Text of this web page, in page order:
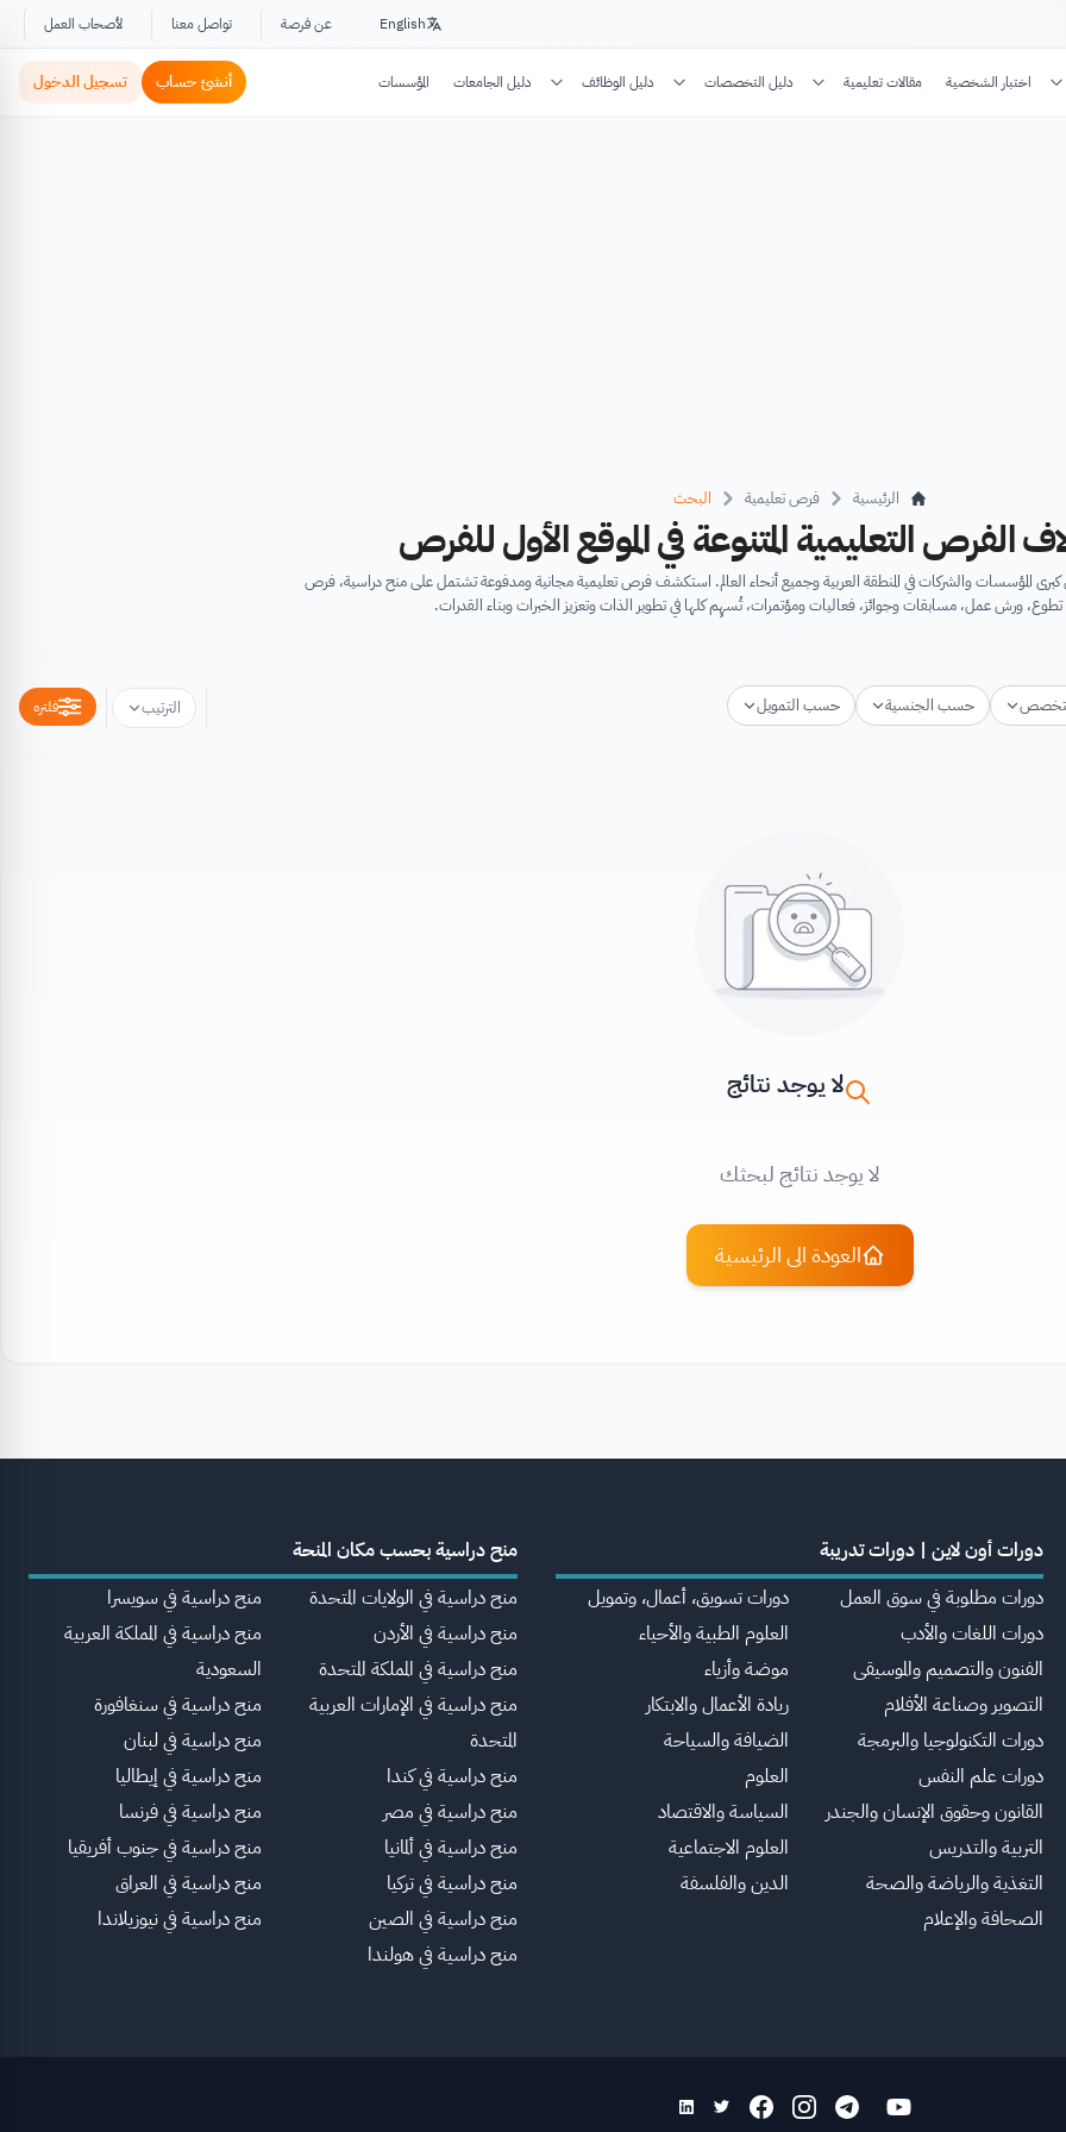
English عن فرصة تواصل معنا لأصحاب العمل
اختبار الشخصية مقالات تعليمية دليل التخصصات دليل الوظائف دليل الجامعات المؤسسات أنشئ حساب تسجيل الدخول
الرئيسية فرص تعليمية البحث
الفرص التعليمية المتنوعة في الموقع الأول للفرص
المؤسسات والشركات في المنطقة العربية وجميع أنحاء العالم. استكشف فرص تعليمية مجانية ومدفوعة تشتمل على منح دراسية، فرص
ورش عمل، مسابقات وجوائز، فعاليات ومؤتمرات، تُسهِم كلها في تطوير الذات وتعزيز الخبرات وبناء القدرات.
حسب الجنسية حسب التمويل الترتيب فلتره
لا يوجد نتائج
لا يوجد نتائج لبحثك
العودة الى الرئيسية
دورات أون لاين | دورات تدريبة
دورات مطلوبة في سوق العمل
دورات اللغات والأدب
الفنون والتصميم والموسيقى
التصوير وصناعة الأفلام
دورات التكنولوجيا والبرمجة
دورات علم النفس
القانون وحقوق الإنسان والجندر
التربية والتدريس
التغذية والرياضة والصحة
الصحافة والإعلام
دورات تسويق، أعمال، وتمويل
العلوم الطبية والأحياء
موضة وأزياء
ريادة الأعمال والابتكار
الضيافة والسياحة
العلوم
السياسة والاقتصاد
العلوم الاجتماعية
الدين والفلسفة
منح دراسية بحسب مكان المنحة
منح دراسية في الولايات المتحدة
منح دراسية في الأردن
منح دراسية في المملكة المتحدة
منح دراسية في الإمارات العربية
المتحدة
منح دراسية في كندا
منح دراسية في مصر
منح دراسية في ألمانيا
منح دراسية في تركيا
منح دراسية في الصين
منح دراسية في هولندا
منح دراسية في سويسرا
منح دراسية في المملكة العربية
السعودية
منح دراسية في سنغافورة
منح دراسية في لبنان
منح دراسية في إيطاليا
منح دراسية في فرنسا
منح دراسية في جنوب أفريقيا
منح دراسية في العراق
منح دراسية في نيوزيلاندا